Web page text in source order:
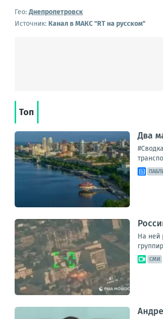
Гео:Днепропетровск
Источник: Канал в МАКС "RT на русском"
Топ
Два
На ней
СМИ